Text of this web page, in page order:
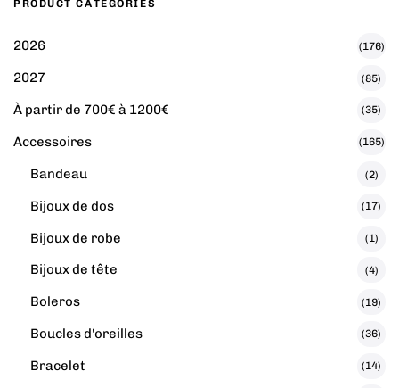
PRODUCT CATEGORIES
2026 (176)
2027 (85)
À partir de 700€ à 1200€ (35)
Accessoires (165)
Bandeau (2)
Bijoux de dos (17)
Bijoux de robe (1)
Bijoux de tête (4)
Boleros (19)
Boucles d'oreilles (36)
Bracelet (14)